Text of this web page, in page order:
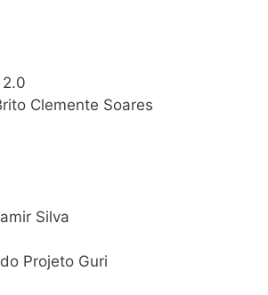
Clemente Soares
Silva
Projeto Guri